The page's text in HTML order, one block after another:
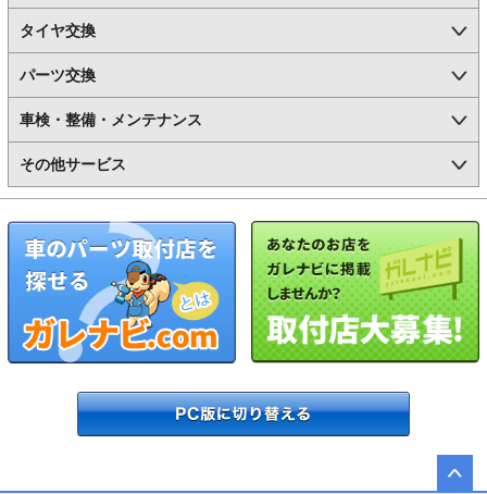
タイヤ交換
パーツ交換
車検・整備・メンテナンス
その他サービス